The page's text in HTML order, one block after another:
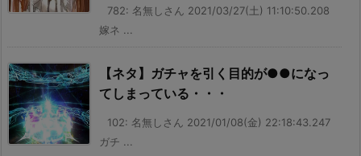
782: 名無しさん 2021/03/27(土) 11:10:50.208
嫁ネ ...
【ネタ】ガチャを引く目的が●●になっ
てしまっている・・・
102: 名無しさん 2021/01/08(金) 22:18:43.247
ガチ ...